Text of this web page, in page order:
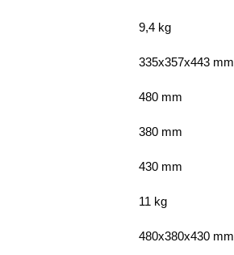
9,4 kg
335x357x443 mm
480 mm
380 mm
430 mm
11 kg
480x380x430 mm